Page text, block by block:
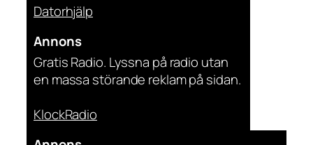
Datorhjälp
Annons
Gratis Radio. Lyssna på radio utan
en massa störande reklam på sidan.
KlockRadio